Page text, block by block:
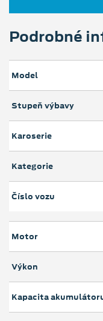
Podrobné
Model
Stupeň výbavy
Karoserie
Kategorie
Číslo vozu
Motor
Výkon
Kapacita